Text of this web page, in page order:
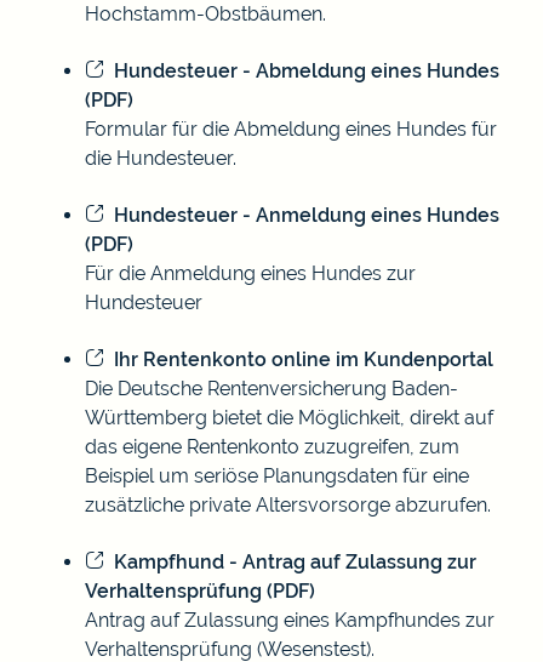
Hochstamm-Obstbäumen.
Hundesteuer - Abmeldung eines Hundes
(PDF)
Formular für die Abmeldung eines Hundes für
die Hundesteuer.
Hundesteuer - Anmeldung eines Hundes
(PDF)
Für die Anmeldung eines Hundes zur
Hundesteuer
Ihr Rentenkonto online im Kundenportal
Die Deutsche Rentenversicherung Baden-
Württemberg bietet die Möglichkeit, direkt auf
das eigene Rentenkonto zuzugreifen, zum
Beispiel um seriöse Planungsdaten für eine
zusätzliche private Altersvorsorge abzurufen.
Kampfhund - Antrag auf Zulassung zur
Verhaltensprüfung (PDF)
Antrag auf Zulassung eines Kampfhundes zur
Verhaltensprüfung (Wesenstest).